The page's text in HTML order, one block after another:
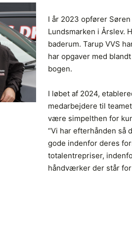
I år 2023 opfører
Lundsmarken i Årslev.
baderum. Tarup VVS
har opgaver med
bogen.
I løbet af 2024,
medarbejdere til
være simpelthen for
“Vi har efterhånden
gode indenfor deres
totalentrepriser,
håndværker der står for